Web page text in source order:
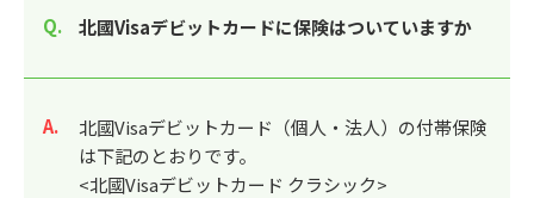
北國Visaデビットカードに保険はついていますか
回答
北國Visaデビットカード（個人・法人）の付帯保険
は下記のとおりです。
<北國Visaデビットカード クラシック>